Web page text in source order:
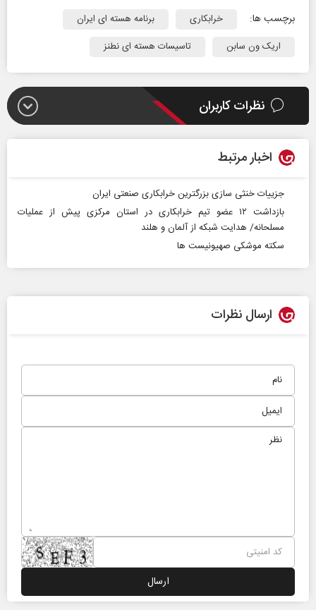
برچسب ها: خرابکاری
برنامه هسته ای ایران
اریک ون سابن
تاسیسات هسته ای نطنز
نظرات کاربران
اخبار مرتبط
جزییات خنثی سازی بزرگترین خرابکاری صنعتی ایران
بازداشت ۱۲ عضو تیم خرابکاری در استان مرکزی پیش از عملیات
مسلحانه/ هدایت شبکه از آلمان و هلند
سکته موشکی صهیونیست ها
ارسال نظرات